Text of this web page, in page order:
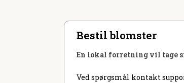
Bestil blomster
En lokal forretning vil tage
Ved spørgsmål kontakt